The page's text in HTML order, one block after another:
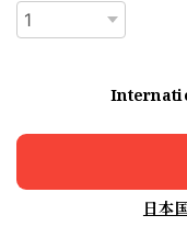
日本